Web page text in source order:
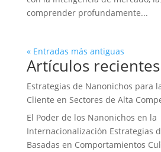
comprender profundamente...
« Entradas más antiguas
Artículos recientes
Estrategias de Nanonichos para
Cliente en Sectores de Alta
El Poder de los Nanonichos en la
Internacionalización Estrategias
Basadas en Comportamientos